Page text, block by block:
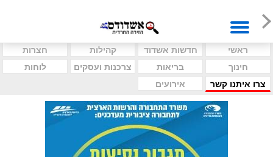
ראשי חדשות אשדוד קהילות
חצרות
חינוך
בריאות צרכנות ועסקים
לוחות
צרו איתנו קשר
אירועים